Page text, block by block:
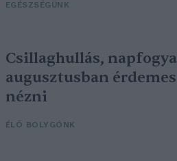
EGÉSZSÉGÜNK
Csillaghullás,
augusztusban
nézni
ÉLŐ BOLYGÓNK